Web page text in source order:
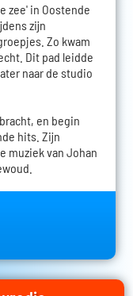
zee' in Oostende
zijn
Zo kwam
Dit pad leidde
naar de studio
en begin
hits. Zijn
muziek van Johan